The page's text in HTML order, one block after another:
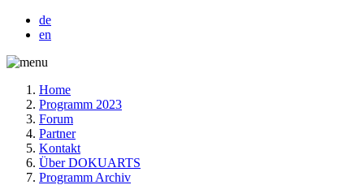
de
en
Home
Programm 2023
Forum
Partner
Kontakt
Über DOKUARTS
Programm Archiv